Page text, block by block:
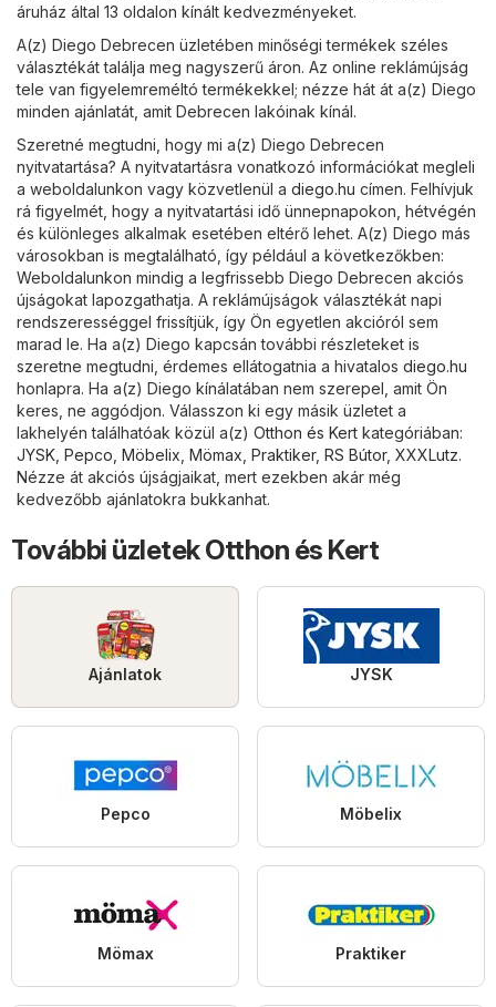
áruház által 13 oldalon kínált kedvezményeket.
A(z) Diego Debrecen üzletében minőségi termékek széles
választékát találja meg nagyszerű áron. Az online reklámújság
tele van figyelemreméltó termékekkel; nézze hát át a(z) Diego
minden ajánlatát, amit Debrecen lakóinak kínál.
Szeretné megtudni, hogy mi a(z) Diego Debrecen
nyitvatartása? A nyitvatartásra vonatkozó információkat megleli
a weboldalunkon vagy közvetlenül a diego.hu címen. Felhívjuk
rá figyelmét, hogy a nyitvatartási idő ünnepnapokon, hétvégén
és különleges alkalmak esetében eltérő lehet. A(z) Diego más
városokban is megtalálható, így például a következőkben:
Weboldalunkon mindig a legfrissebb Diego Debrecen akciós
újságokat lapozgathatja. A reklámújságok választékát napi
rendszerességgel frissítjük, így Ön egyetlen akcióról sem
marad le. Ha a(z) Diego kapcsán további részleteket is
szeretne megtudni, érdemes ellátogatnia a hivatalos diego.hu
honlapra. Ha a(z) Diego kínálatában nem szerepel, amit Ön
keres, ne aggódjon. Válasszon ki egy másik üzletet a
lakhelyén találhatóak közül a(z) Otthon és Kert kategóriában:
JYSK Pepco Möbelix Mömax Praktiker, RS Bútor, XXXLutz.
Nézze át akciós újságjaikat, mert ezekben akár még
kedvezőbb ajánlatokra bukkanhat.
További üzletek Otthon és Kert
Ajánlatok JYSK
Pepco Möbelix
Mömax Praktiker